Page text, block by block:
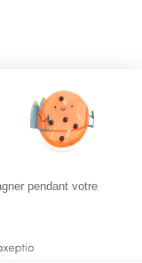
CGU
pendant votre